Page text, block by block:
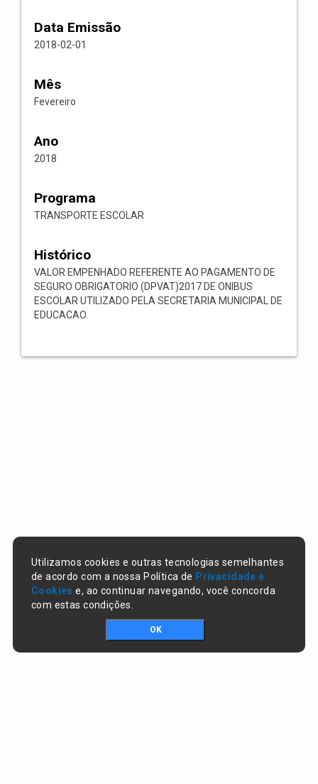
Data Emissão
2018-02-01
Mês
Fevereiro
Ano
2018
Programa
TRANSPORTE ESCOLAR
Histórico
VALOR EMPENHADO REFERENTE AO PAGAMENTO DE
SEGURO OBRIGATORIO (DPVAT)2017 DE ONIBUS
ESCOLAR UTILIZADO PELA SECRETARIA MUNICIPAL DE
EDUCACAO.
Utilizamos cookies e outras tecnologias semelhantes
de acordo com a nossa Política de Privacidade e
Cookies e, ao continuar navegando, você concorda
com estas condições.
OK